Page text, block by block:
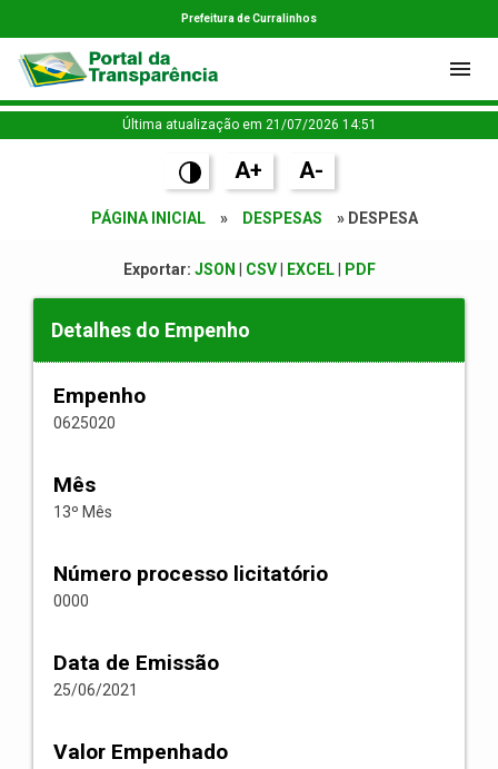
Prefeitura de Curralinhos
Última atualização em 21/07/2026 14:51
A+ A-
PÁGINA INICIAL » DESPESAS » DESPESA
Exportar: JSON CSV| EXCEL| PDF
Detalhes do Empenho
Empenho
0625020
Mês
13º Mês
Número processo licitatório
0000
Data de Emissão
25/06/2021
Valor Empenhado